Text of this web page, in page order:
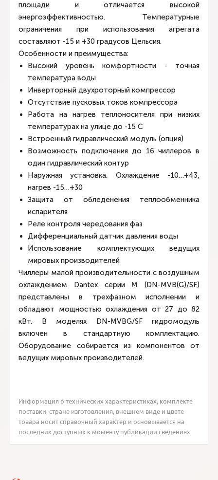
площади и отличается высокой
энергоэффективностью. Температурные
ограничения при использования агрегата
составляют -15 и +30 градусов Цельсия.
Особенности и преимущества:
Высокий уровень комфортности - точная
температура воды
Инверторный двухроторный компрессор
Отсутствие пусковых токов компрессора
Работа на нагрев теплоносителя при низких
температурах на улице до -15 С
Встроенный гидравлический модуль (опция)
Возможность подключения до 16 чиллеров в
один гидравлический контур
Наружная установка. Охлаждение -10…+43,
нагрев -15…+30
Защита от обледенения теплообменника
испарителя
Реле контроля чередования фаз
Дифференциальный датчик давления воды
Использование комплектующих ведущих
мировых производителей
Чиллеры малой производительности с воздушным
охлаждением Dantex серии M (DN-MVB(G)/SF)
представлены в трехфазном исполнении и
обладают мощностью охлаждения от 27 до 82
кВт. В моделях DN-MVBG/SF гидромодуль
включен в стандартную комплектацию.
Оборудование собирается из компонентов от
ведущих мировых производителей.
Информация о технических характеристиках, комплекте
поставки, стране изготовления, внешнем виде и цвете
товара носит справочный характер и основывается на
последних доступных к моменту публикации сведениях